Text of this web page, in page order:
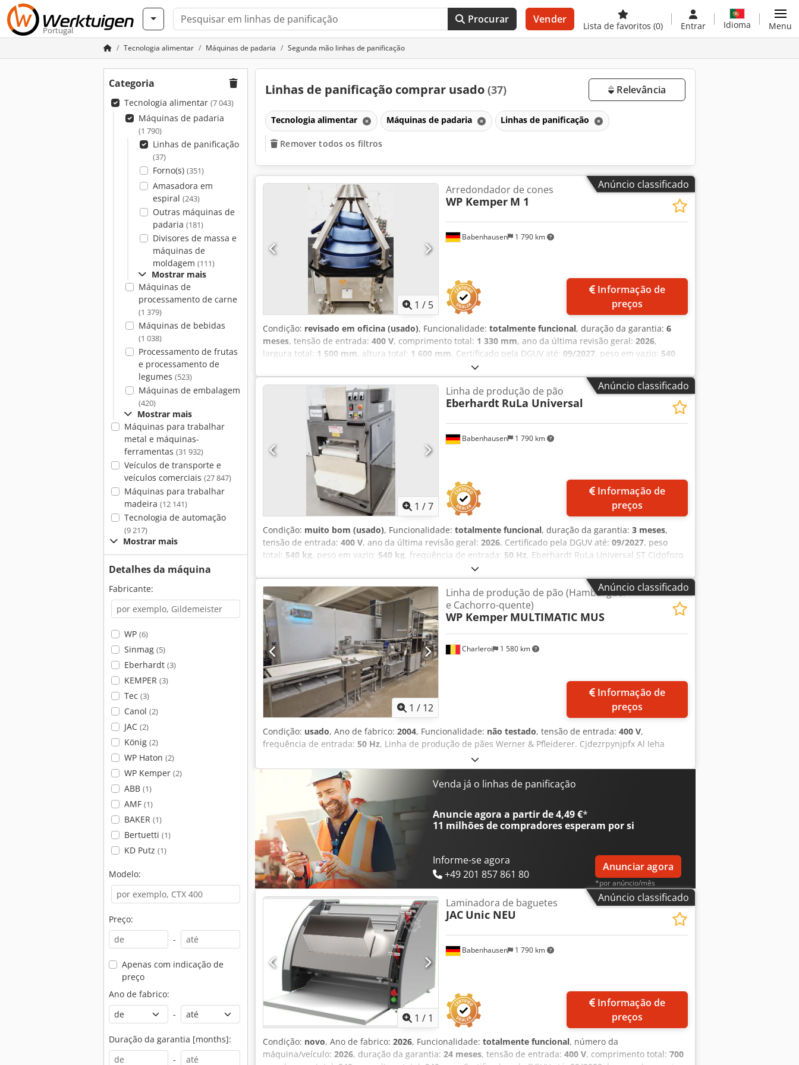
Portugal
Procurar Vender
Lista de favoritos (0) Entrar Idioma Menu
Tecnologia alimentar Máquinas de padaria Segunda mão linhas de panificação
Categoria
Tecnologia alimentar (7 043)
Máquinas de padaria
(1 790)
Linhas de panificação
(37)
Forno(s) (351)
Amasadora em
espiral (243)
Outras máquinas de
padaria (181)
Divisores de massa e
máquinas de
moldagem (111)
Mostrar mais
Máquinas de
processamento de carne
(1 379)
Máquinas de bebidas
(1 038)
Processamento de frutas
e processamento de
legumes (523)
Máquinas de embalagem
(420)
Mostrar mais
Máquinas para trabalhar
metal e máquinas-
ferramentas (31 932)
Veículos de transporte e
veículos comerciais (27 847)
Máquinas para trabalhar
madeira (12 141)
Tecnologia de automação
(9 217)
Mostrar mais
Detalhes da máquina
Fabricante:
WP (6)
Sinmag (5)
Eberhardt (3)
KEMPER (3)
Tec (3)
Canol (2)
JAC (2)
König (2)
WP Haton (2)
WP Kemper (2)
ABB (1)
AMF (1)
BAKER (1)
Bertuetti (1)
KD Putz (1)
Modelo:
Preço:
-
Apenas com indicação de
preço
Ano de fabrico:
-
Duração da garantia [months]:
-
Linhas de panificação comprar usado (37) Relevância
Tecnologia alimentar Máquinas de padaria Linhas de panificação
Remover todos os filtros
Anúncio classificado
1 / 5
Babenhausen 1 790 km
Arredondador de cones
WP Kemper M 1
preços
Condição: revisado em oficina (usado), Funcionalidade: totalmente funcional, duração da garantia: 6
meses, tensão de entrada: 400 V, comprimento total: 1 330 mm, ano da última revisão geral: 2026,
largura total: 1 500 mm, altura total: 1 600 mm, Certificado pela DGUV até: 09/2027, peso em vazio: 540
, tipo de corrente de entrada:
circular a pães WP Kemper Modelo em aço inoxidável com lubrificação e ventilador Cone e canais de
formação com revestimento de Teflon, novos Máquina móvel Conexão 400V, conector CEE de 16A Máquina
usada, revisada Com garantia + serviço de peças de reposição Opções: Serviço de entrega Cjdpfx
Alewmwlks Ijha Contrato de manutenção Pacote de serviços Instrução e colocada em funcionamento Mais
máquinas TOP para dar forma circular a pães em stock!
Anúncio classificado
1 /7
Babenhausen 1 790 km
Linha de produção de pão
Eberhardt RuLa Universal
preços
Condição: muito bom (usado), Funcionalidade: totalmente funcional, duração da garantia: 3 meses,
tensão de entrada: 400 V, ano da última revisão geral: 2026, Certificado pela DGUV até: 09/2027, peso
total: 540 kg, peso em vazio: 540 kg, frequência de entrada: 50 Hz, Eberhardt RuLa Universal ST Cjdpfozq
U Aljx Al Isha Controlo manual Máquina com rodas e sistema de travamento Intervalos de peso possíveis:
Opção: 150-1500 g / 450-2500 g Tecnologia simples e robusta! Ligação 400 V, ficha CEE de 16 A Dimensões:
820 x 1000 x 1550 mm (largura x profundidade x altura) Máquina usada
Anúncio classificado
1 / 12
Charleroi 1 580 km
Linha de produção de pão (Hambúrguer
e Cachorro-quente)
WP Kemper MULTIMATIC MUS
preços
Condição: usado, Ano de fabrico: 2004, Funcionalidade: não testado, tensão de entrada: 400 V,
frequência de entrada: 50 Hz, Linha de produção de pães Werner & Pfleiderer. Cjdezrpynjpfx Al Ieha
Venda já o linhas de panificação
Anuncie agora a partir de 4,49 €*
11 milhões de compradoresesperam por si
Informe-se agora
+49 201 857 861 80
Anunciar agora
*por anúncio/mês
Anúncio classificado
Solicitar mais imagens
1 / 1
Babenhausen 1 790 km
Laminadora de baguetes
JAC Unic NEU
preços
Condição: novo, Ano de fabrico: 2026, Funcionalidade: totalmente funcional, número da
máquina/veículo: 2026, duração da garantia: 24 meses, tensão de entrada: 400 V, comprimento total: 700